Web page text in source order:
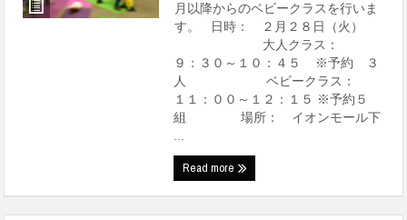
月以降からのベビークラスを行いま
す。 日時： ２月２８日（火）
大人クラス：
９：３０～１０：４５ ※予約 ３
人 ベビークラス：
１１：００～１２：１５ ※予約５
組 場所： イオンモール下
...
Read more